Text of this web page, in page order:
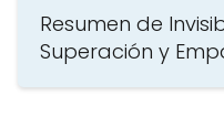
Resumen de
Superación y